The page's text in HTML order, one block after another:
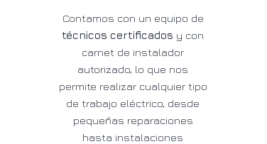
Contamos con un equipo de
técnicos certificados y con
carnet de instalador
autorizado, lo que nos
permite realizar cualquier tipo
de trabajo eléctrico, desde
pequeñas reparaciones
hasta instalaciones